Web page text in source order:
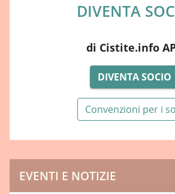
DIVENTA
di Cistite.info
DIVENTA SOCIO
Convenzioni per i
EVENTI E NOTIZIE